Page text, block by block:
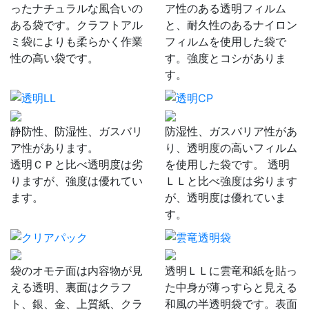
ったナチュラルな風合いの
ある袋です。クラフトアル
ミ袋によりも柔らかく作業
性の高い袋です。
ア性のある透明フィルム
と、耐久性のあるナイロン
フィルムを使用した袋で
す。強度とコシがありま
す。
静防性、防湿性、ガスバリ
ア性があります。
透明ＣＰと比べ透明度は劣
りますが、強度は優れてい
ます。
防湿性、ガスバリア性があ
り、透明度の高いフィルム
を使用した袋です。 透明
ＬＬと比べ強度は劣ります
が、透明度は優れていま
す。
袋のオモテ面は内容物が見
える透明、裏面はクラフ
ト、銀、金、上質紙、クラ
透明ＬＬに雲竜和紙を貼っ
た中身が薄っすらと見える
和風の半透明袋です。表面